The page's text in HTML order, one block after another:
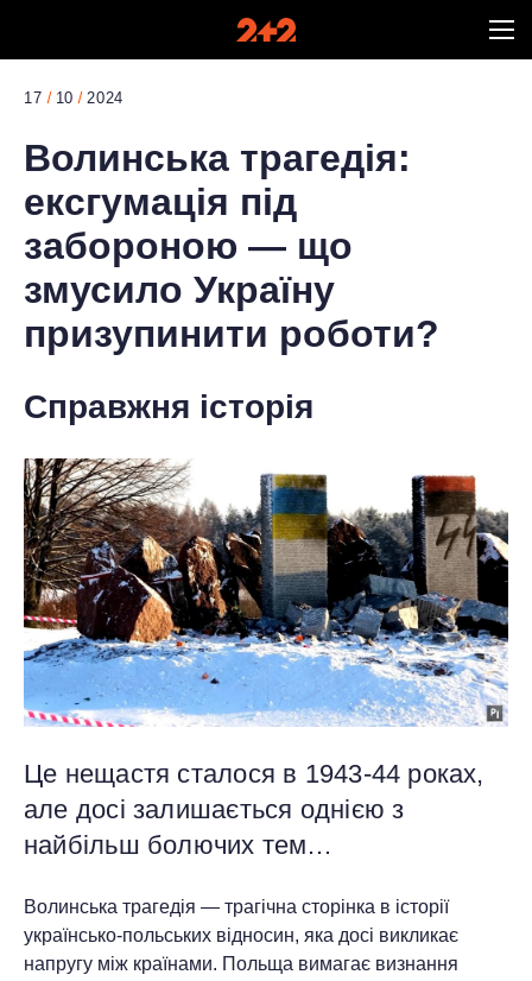
17 10 2024
Волинська трагедія:
ексгумація під
забороною — що
змусило Україну
призупинити роботи?
Справжня історія
Це нещастя сталося в 1943-44 роках,
але досі залишається однією з
найбільш болючих тем…
Волинська трагедія — трагічна сторінка в історії
українсько-польських відносин, яка досі викликає
напругу між країнами. Польща вимагає визнання